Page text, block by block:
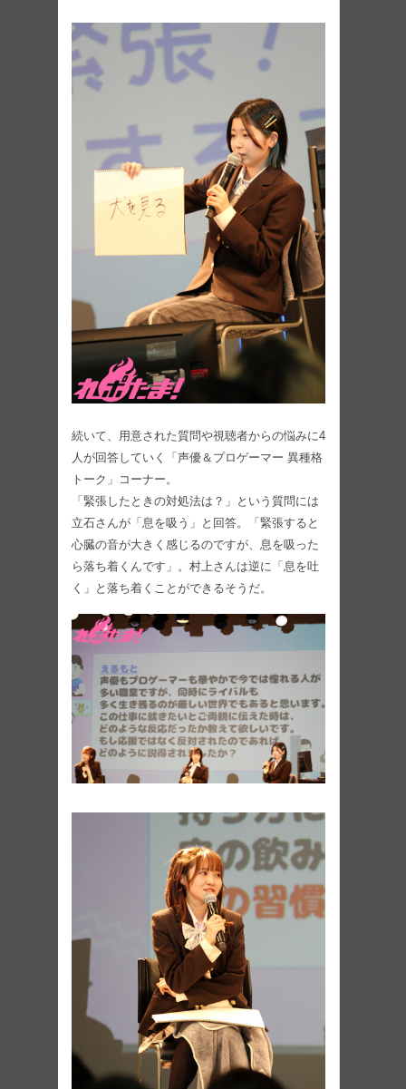
続いて、用意された質問や視聴者からの悩みに4
人が回答していく「声優＆プロゲーマー 異種格
トーク」コーナー。
「緊張したときの対処法は？」という質問には
立石さんが「息を吸う」と回答。「緊張すると
心臓の音が大きく感じるのですが、息を吸った
ら落ち着くんです」。村上さんは逆に「息を吐
く」と落ち着くことができるそうだ。